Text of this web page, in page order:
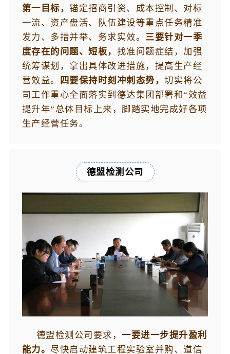
第一目标，锚定招商引资、成本控制、对标
一流、资产盘活、队伍建设等重点任务精准
发力、多措并举、务求实效。 三要针对一季
度存在的问题、短板， 找准问题症结，加强
统筹谋划，拿出具体改进措施，提高生产经
营效益。
四要保持时刻冲刺态势，切实将公
司工作重心全面落实到德达集团部署和“效益
提升年”总体目标上来，脚踏实地完成好各项
生产经营任务。
德盟检测公司
德盟检测公司要求，一要进一步提升盈利
能力。尽快启动建筑工程实验室并购、道信